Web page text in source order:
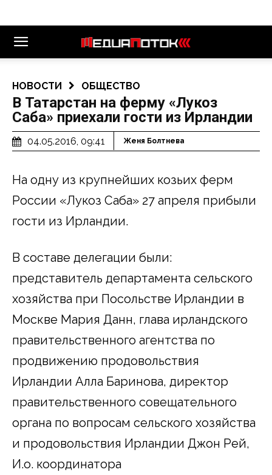
НОВОСТИ ОБЩЕСТВО
В Татарстан на ферму «Лукоз
Саба» приехали гости из Ирландии
04.05.2016, 09:41 Женя Болтнева
На одну из крупнейших козьих ферм
России «Лукоз Саба» 27 апреля прибыли
гости из Ирландии.
В составе делегации были:
представитель департамента сельского
хозяйства при Посольстве Ирландии в
Москве Мария Данн, глава ирландского
правительственного агентства по
продвижению продовольствия
Ирландии Алла Баринова, директор
правительственного совещательного
органа по вопросам сельского хозяйства
и продовольствия Ирландии Джон Рей,
И.о. координатора